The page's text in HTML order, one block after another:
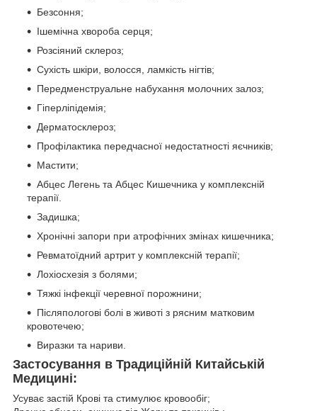
Безсоння;
Ішемічна хвороба серця;
Розсіяний склероз;
Сухість шкіри, волосся, ламкість нігтів;
Передменструальне набухання молочних залоз;
Гіперліпідемія;
Дерматосклероз;
Профілактика передчасної недостатності яєчників;
Мастити;
Абцес Легень та Абцес Кишечника у комплексній
терапії.
Задишка;
Хронічні запори при атрофічних змінах кишечника;
Ревматоїдний артрит у комплексній терапії;
Лохіосхезія з болями;
Тяжкі інфекції черевної порожнини;
Післяпологові болі в животі з рясним матковим
кровотечею;
Виразки та нариви.
Застосування в Традиційній Китайській
Медицині:
Усуває застій Крові та стимулює кровообіг;